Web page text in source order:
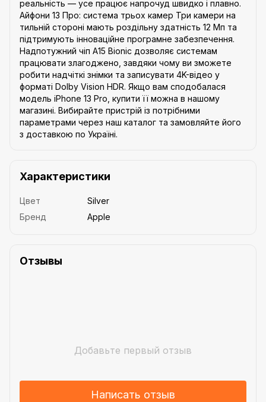
реальність — усе працює напрочуд швидко і плавно.
Айфони 13 Про: система трьох камер Три камери на
тильній стороні мають роздільну здатність 12 Мп та
підтримують інноваційне програмне забезпечення.
Надпотужний чіп A15 Bionic дозволяє системам
працювати злагоджено, завдяки чому ви зможете
робити надчіткі знімки та записувати 4K-відео у
форматі Dolby Vision HDR. Якщо вам сподобалася
модель iPhone 13 Pro, купити її можна в нашому
магазині. Вибирайте пристрій із потрібними
параметрами через наш каталог та замовляйте його
з доставкою по Україні.
Характеристики
Цвет
Silver
Бренд
Apple
Отзывы
Добавьте первый отзыв
Написать отзыв